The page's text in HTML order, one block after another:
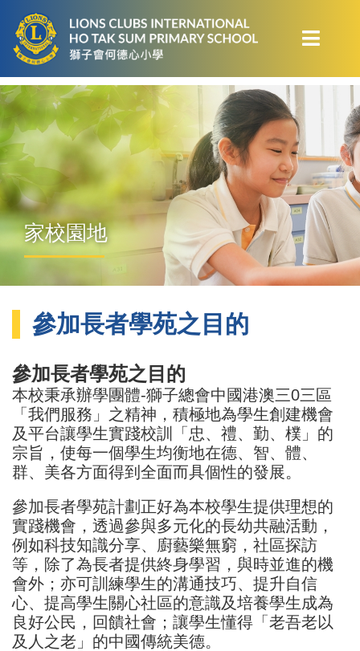
家校園地
參加長者學苑之目的
參加長者學苑之目的
本校秉承辦學團體-獅子總會中國港澳三0三區
「我們服務」之精神，積極地為學生創建機會
及平台讓學生實踐校訓「忠、禮、勤、樸」的
宗旨，使每一個學生均衡地在德、智、體、
群、美各方面得到全面而具個性的發展。
參加長者學苑計劃正好為本校學生提供理想的
實踐機會，透過參與多元化的長幼共融活動，
例如科技知識分享、廚藝樂無窮，社區探訪
等，除了為長者提供終身學習，與時並進的機
會外；亦可訓練學生的溝通技巧、提升自信
心、提高學生關心社區的意識及培養學生成為
良好公民，回饋社會；讓學生懂得「老吾老以
及人之老」的中國傳統美德。